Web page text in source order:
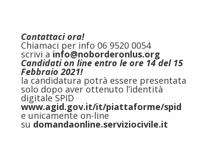
Contattaci ora!
Chiamaci per info 06 9520 0054
scrivi a info@noborderonlus.org
Candidati on line entro le ore 14 del 15
Febbraio 2021!
la candidatura potrà essere presentata
solo dopo aver ottenuto l’identità
digitale SPID
www.agid.gov.it/it/piattaforme/spid
e unicamente on-line
su domandaonline.serviziocivile.it